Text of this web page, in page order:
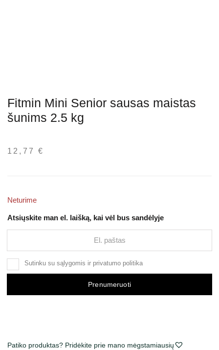
Fitmin Mini Senior sausas maistas
šunims 2.5 kg
12,77€
Neturime
Atsiųskite man el. laišką, kai vėl bus sandėlyje
Sutinku su sąlygomis ir privatumo politika
Prenumeruoti
Patiko produktas? Pridėkite prie mano mėgstamiausių